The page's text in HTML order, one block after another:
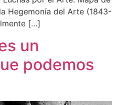
Hegemonía del Arte (1843-
[…]
un
podemos